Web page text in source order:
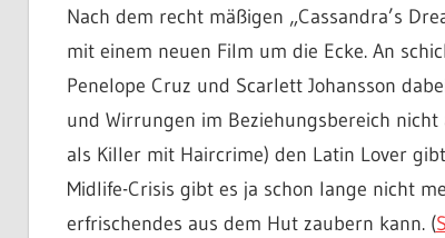
Nach dem recht mäßigen „Cassandra’s
mit einem neuen Film um die Ecke. An
Penelope Cruz und Scarlett Johansson
und Wirrungen im Beziehungsbereich
als Killer mit Haircrime) den Latin Lover
Midlife-Crisis gibt es ja schon lange nicht
erfrischendes aus dem Hut zaubern kann. (